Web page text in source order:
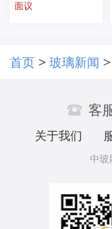
面议
首页 > 玻璃新闻 >
 客
关于我们
中玻